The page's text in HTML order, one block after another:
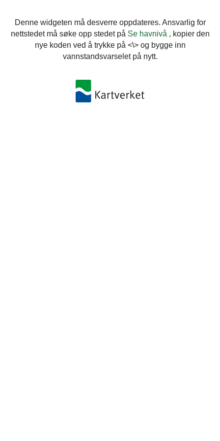
Denne widgeten må desverre oppdateres. Ansvarlig for
nettstedet må søke opp stedet på Se havnivå , kopier den
nye koden ved å trykke på <\> og bygge inn
vannstandsvarselet på nytt.